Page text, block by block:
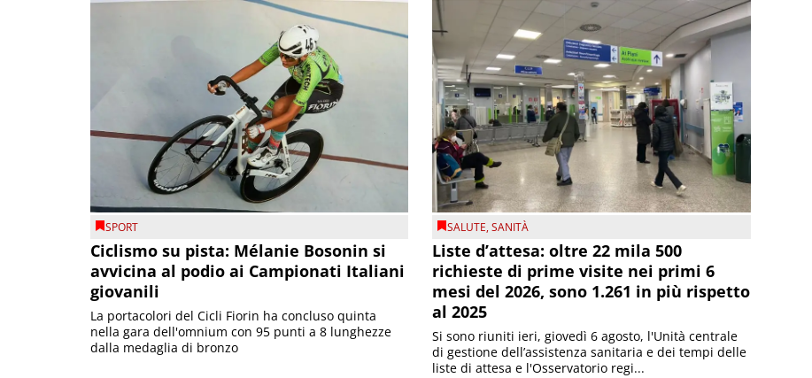
SPORT
Ciclismo su pista: Mélanie Bosonin si
avvicina al podio ai Campionati Italiani
giovanili
La portacolori del Cicli Fiorin ha concluso quinta
nella gara dell'omnium con 95 punti a 8 lunghezze
dalla medaglia di bronzo
SALUTE,SANITÀ
Liste d’attesa: oltre 22 mila 500
richieste di prime visite nei primi 6
mesi del 2026, sono 1.261 in più rispetto
al 2025
Si sono riuniti ieri, giovedì 6 agosto, l'Unità centrale
di gestione dell’assistenza sanitaria e dei tempi delle
liste di attesa e l'Osservatorio regi...